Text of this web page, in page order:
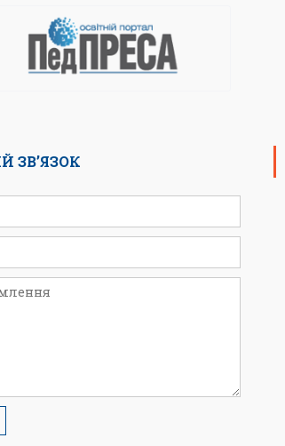
ЗВ’ЯЗОК